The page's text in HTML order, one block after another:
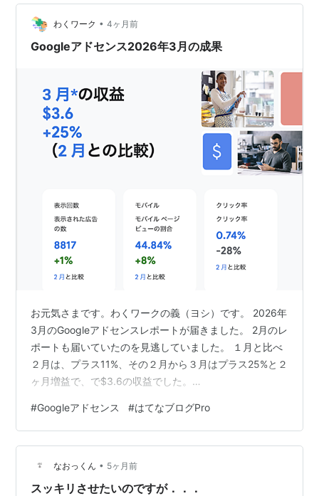
ログを訪問していただいた方にはして欲しくないという
思いがあります。 なんですか、最近の広告は。 気持ち悪
い画像で「ここが変な人、やばい」みたいな気持ち悪い
わくワーク • 4ヶ月前
Googleアドセンス2026年3月の成果
お元気さまです。わくワークの義（ヨシ）です。 2026年
3月のGoogleアドセンスレポートが届きました。 2月のレ
ポートも届いていたのを見逃していました。 １月と比べ
２月は、プラス11%、その２月から３月はプラス25%と２
ヶ月増益で、で$3.6の収益でした。
ップで、38.8ポイントです。 ドメイン価値は27,814円と
算出されています。 はてなブログProは、2年コースで月
あたり600円かかっていますので、もう少し収益が出る
ように努力したいものです。 （広告） いつもブックマー
クやスターでの応援ありがとうございます…
#Googleアドセンス #はてなブログPro
なおっくん • 5ヶ月前
スッキリさせたいのですが．．．